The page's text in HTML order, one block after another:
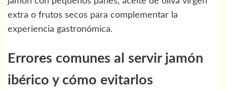
extra o frutos secos para complementar la
experiencia gastronómica.
Errores comunes al servir jamón
ibérico y cómo evitarlos